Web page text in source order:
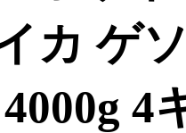
カ ゲソ
4